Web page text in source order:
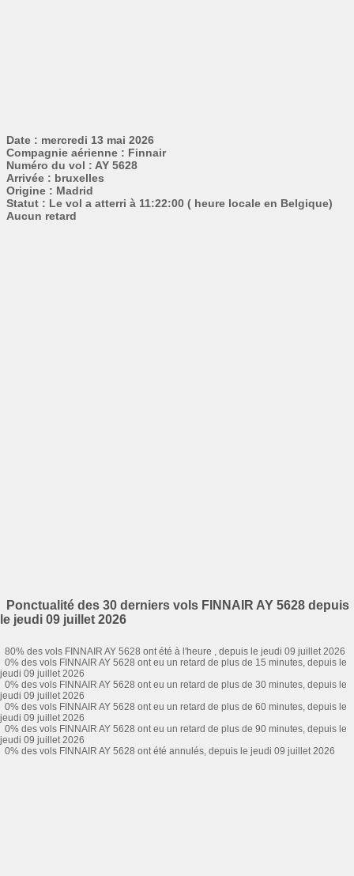
Date : mercredi 13 mai 2026
Compagnie aérienne : Finnair
Numéro du vol : AY 5628
Arrivée : bruxelles
Origine : Madrid
Statut : Le vol a atterri à 11:22:00 ( heure locale en Belgique)
Aucun retard
Ponctualité des 30 derniers vols FINNAIR AY 5628 depuis
le jeudi 09 juillet 2026
80% des vols FINNAIR AY 5628 ont été à l'heure , depuis le jeudi 09 juillet 2026
0% des vols FINNAIR AY 5628 ont eu un retard de plus de 15 minutes, depuis le
jeudi 09 juillet 2026
0% des vols FINNAIR AY 5628 ont eu un retard de plus de 30 minutes, depuis le
jeudi 09 juillet 2026
0% des vols FINNAIR AY 5628 ont eu un retard de plus de 60 minutes, depuis le
jeudi 09 juillet 2026
0% des vols FINNAIR AY 5628 ont eu un retard de plus de 90 minutes, depuis le
jeudi 09 juillet 2026
0% des vols FINNAIR AY 5628 ont été annulés, depuis le jeudi 09 juillet 2026